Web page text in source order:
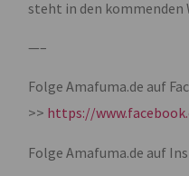
steht in den kommenden
—–
Folge Amafuma.de auf
>> https://
Folge Amafuma.de auf